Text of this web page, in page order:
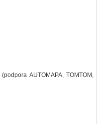
AUTOMAPA, TOMTOM,